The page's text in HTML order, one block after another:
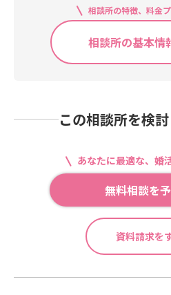
相談所の特徴、料金
相談所の基本情
この相談所を検
あなたに最適な、婚
無料相談を
資料請求を